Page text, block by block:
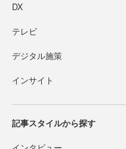
DX
テレビ
デジタル施策
インサイト
記事スタイルから探す